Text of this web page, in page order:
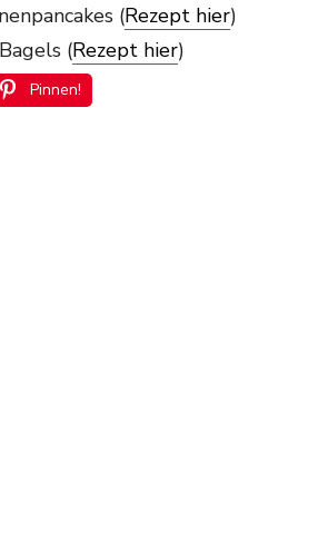
(Rezept hier)
(Rezept hier)
Pinnen!